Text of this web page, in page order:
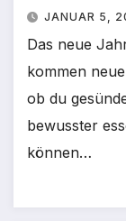
JANUAR 5,
Das neue
kommen
ob du
bewusster
können…